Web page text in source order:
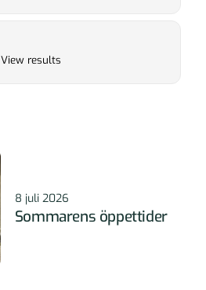
View results
8 juli 2026
Sommarens öppettider